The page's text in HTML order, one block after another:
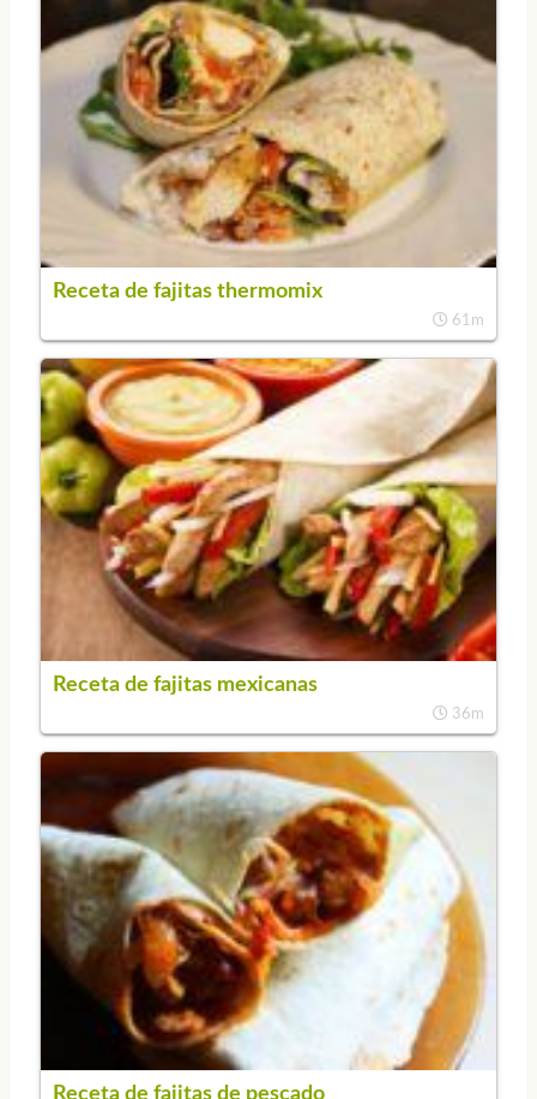
Receta de fajitas thermomix
61m
Receta de fajitas mexicanas
36m
Receta de fajitas de pescado